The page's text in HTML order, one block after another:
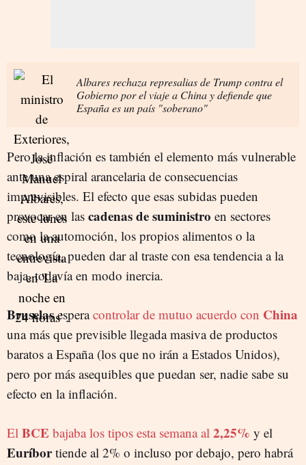
Albares rechaza represalias de Trump contra el
Gobierno por el viaje a China y defiende que
España es un país "soberano"
Pero la inflación es también el elemento más vulnerable
ante una espiral arancelaria de consecuencias
imprevisibles. El efecto que esas subidas pueden
provocar en las cadenas de suministro en sectores
como la automoción, los propios alimentos o la
tecnología, pueden dar al traste con esa tendencia a la
baja, todavía en modo inercia.
Bruselasesperacontrolar de mutuo acuerdo con China
una más que previsible llegada masiva de productos
baratos a España (los que no irán a Estados Unidos),
pero por más asequibles que puedan ser, nadie sabe su
efecto en la inflación.
El BCE bajaba los tipos esta semana al 2,25% y el
Euríbortiende al 2% o incluso por debajo, pero habrá